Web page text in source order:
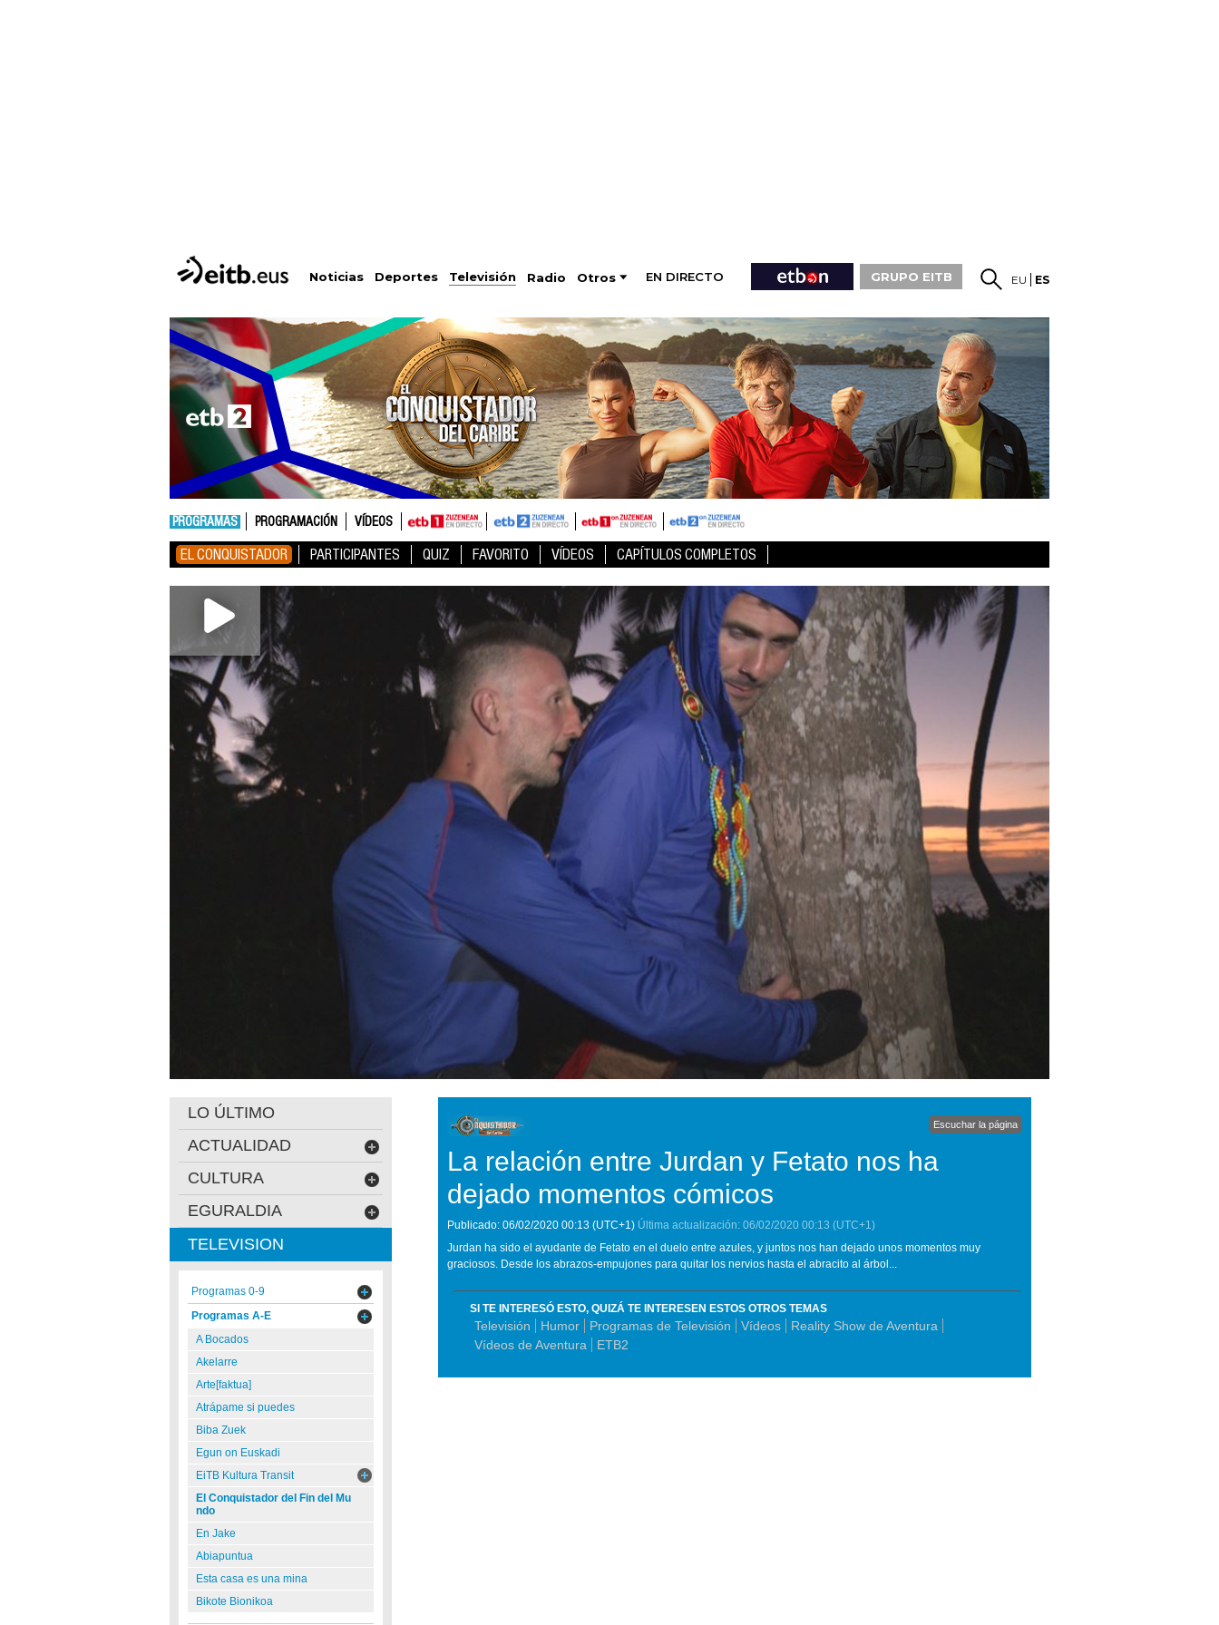
Noticias Deportes Televisión Radio Otros EN DIRECTO GRUPO EITB EU ES
PROGRAMAS PROGRAMACIÓN VÍDEOS
EL CONQUISTADOR PARTICIPANTES QUIZ FAVORITO VÍDEOS CAPÍTULOS COMPLETOS
Escuchar la página
La relación entre Jurdan y Fetato nos ha
dejado momentos cómicos
Publicado: 06/02/2020 00:13 (UTC+1) Última actualización: 06/02/2020 00:13 (UTC+1)
Jurdan ha sido el ayudante de Fetato en el duelo entre azules, y juntos nos han dejado unos momentos muy
graciosos. Desde los abrazos-empujones para quitar los nervios hasta el abracito al árbol...
SI TE INTERESÓ ESTO, QUIZÁ TE INTERESEN ESTOS OTROS TEMAS
Televisión Humor Programas de Televisión Vídeos
Reality Show de Aventura
Vídeos de Aventura
ETB2
LO ÚLTIMO
ACTUALIDAD
CULTURA
EGURALDIA
TELEVISION
Programas 0-9
Programas A-E
A Bocados
Akelarre
Arte[faktua]
Atrápame si puedes
Biba Zuek
Egun on Euskadi
EiTB Kultura Transit
El Conquistador del Fin del Mu
ndo
En Jake
Abiapuntua
Esta casa es una mina
Bikote Bionikoa